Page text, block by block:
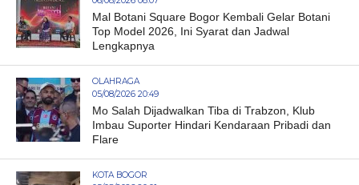
Mal Botani Square Bogor Kembali Gelar Botani
Top Model 2026, Ini Syarat dan Jadwal
Lengkapnya
OLAHRAGA
05/08/2026 20:49
Mo Salah Dijadwalkan Tiba di Trabzon, Klub
Imbau Suporter Hindari Kendaraan Pribadi dan
Flare
KOTA BOGOR